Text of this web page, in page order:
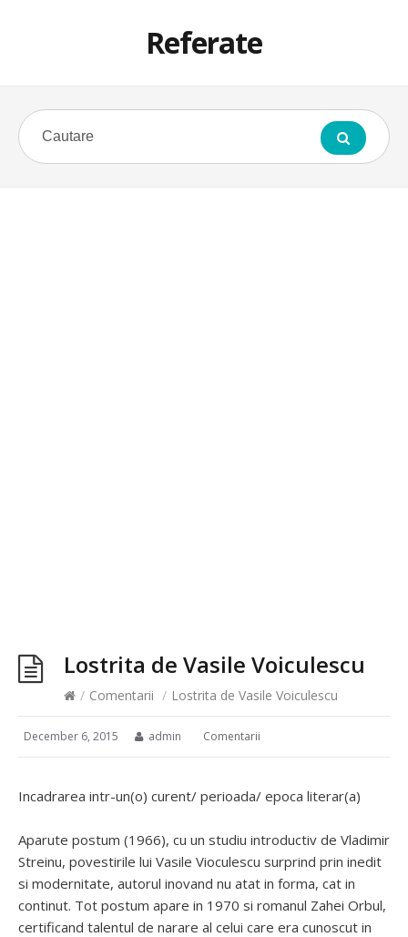
Referate
Lostrita de Vasile Voiculescu
/ Comentarii / Lostrita de Vasile Voiculescu
December 6, 2015 admin Comentarii
Incadrarea intr-un(o) curent/ perioada/ epoca literar(a)
Aparute postum (1966), cu un studiu introductiv de Vladimir
Streinu, povestirile lui Vasile Vioculescu surprind prin inedit
si modernitate, autorul inovand nu atat in forma, cat in
continut. Tot postum apare in 1970 si romanul Zahei Orbul,
certificand talentul de narare al celui care era cunoscut in